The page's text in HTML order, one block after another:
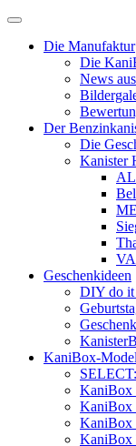
Skip
contentDie Manufaktur
Die
News
Der
Die
Kanister
Geschenkideen
DIY do it
KaniBox-
KaniBox
KaniBox
KaniBox
KaniBox